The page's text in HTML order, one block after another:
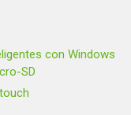
con Windows
SD